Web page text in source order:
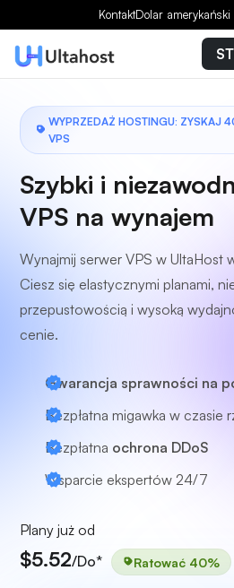
KontaktDolar amerykański
WYPRZEDAŻ HOSTINGU: ZYSKAJ
VPS
Szybki i
VPS na wynajem
Wynajmij serwer VPS w UltaHost
Ciesz się elastycznymi planami,
przepustowością i wysoką
cenie.
Gwarancja sprawności na
Bezpłatna migawka w czasie
Bezpłatna ochrona DDoS
Wsparcie ekspertów 24/7
Plany już od
$5.52/Do* Ratować 40%